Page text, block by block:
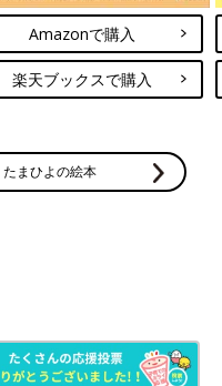
Amazonで購入
楽天ブックスで購入
たまひよの絵本